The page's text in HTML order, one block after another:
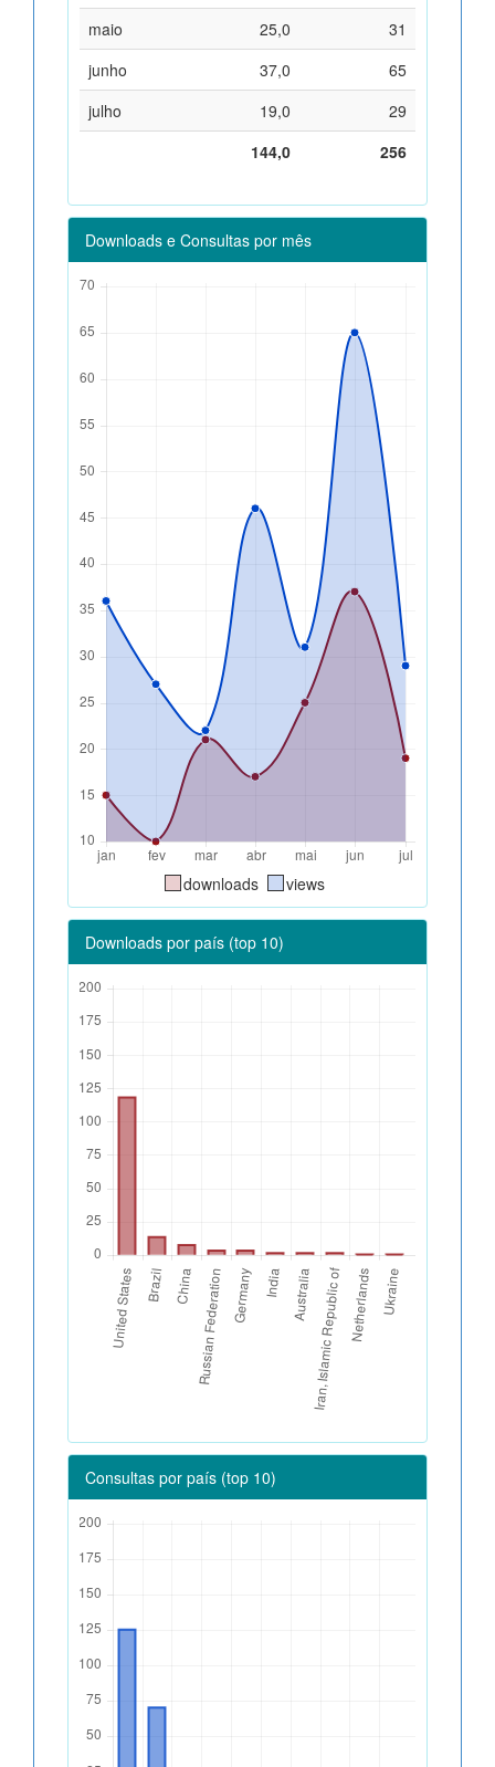
maio
25,0
31
junho
37,0
65
julho
19,0
29
144,0
256
Downloads e Consultas por mês
downloads views
Downloads por país (top 10)
Consultas por país (top 10)